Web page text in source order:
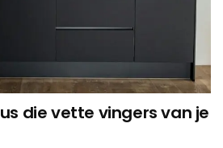
die vette vingers van je